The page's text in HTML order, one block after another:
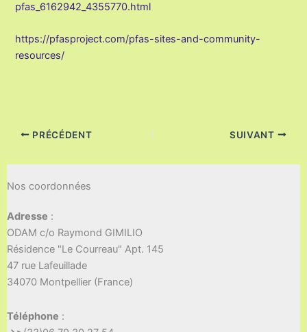
pfas_6162942_4355770.html
https://pfasproject.com/pfas-sites-and-community-
resources/
PRÉCÉDENT SUIVANT
Nos coordonnées
Adresse :
ODAM c/o Raymond GIMILIO
Résidence "Le Courreau" Apt. 145
47 rue Lafeuillade
34070 Montpellier (France)
Téléphone :